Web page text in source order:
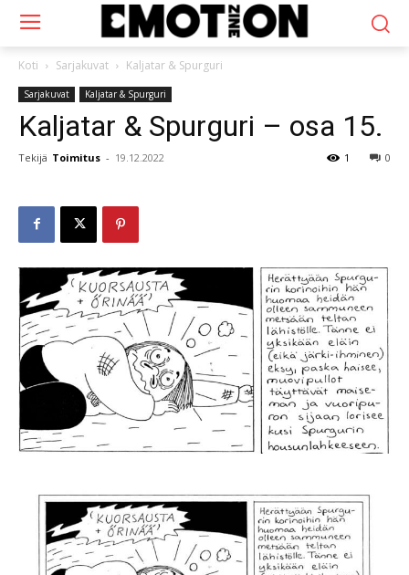
Koti Sarjakuvat Kaljatar & Spurguri
Sarjakuvat Kaljatar & Spurguri
Kaljatar & Spurguri – osa 15.
Tekijä Toimitus - 19.12.2022 0
1